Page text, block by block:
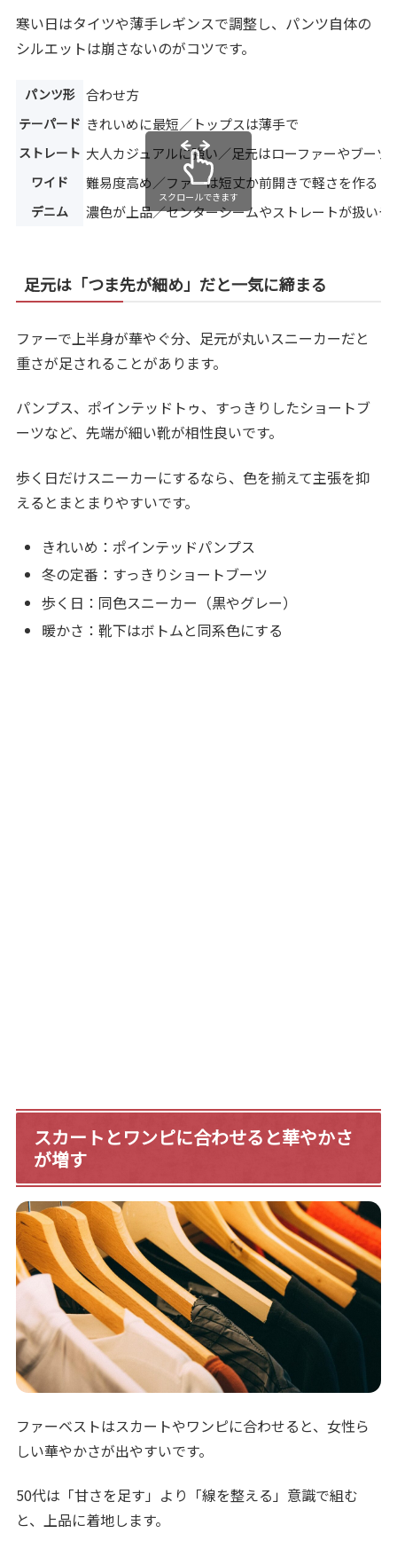
寒い日はタイツや薄手レギンスで調整し、パンツ自体の
シルエットは崩さないのがコツです。
パンツ形 合わせ方
テーパード きれいめに最短／トップスは薄手で
ストレート 大人カジュアルに強い／足元はローファーやブーツ
ワイド 難易度高め／ファーは短丈か前開きで軽さを作る
デニム 濃色が上品／センターシームやストレートが扱いや
スクロールできます
足元は「つま先が細め」だと一気に締まる
ファーで上半身が華やぐ分、足元が丸いスニーカーだと
重さが足されることがあります。
パンプス、ポインテッドトゥ、すっきりしたショートブ
ーツなど、先端が細い靴が相性良いです。
歩く日だけスニーカーにするなら、色を揃えて主張を抑
えるとまとまりやすいです。
きれいめ：ポインテッドパンプス
冬の定番：すっきりショートブーツ
歩く日：同色スニーカー（黒やグレー）
暖かさ：靴下はボトムと同系色にする
スカートとワンピに合わせると華やかさ
が増す
ファーベストはスカートやワンピに合わせると、女性ら
しい華やかさが出やすいです。
50代は「甘さを足す」より「線を整える」意識で組む
と、上品に着地します。